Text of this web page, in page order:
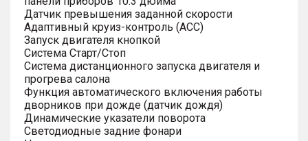
Датчик превышения заданной скорости
Адаптивный круиз-контроль (ACC)
Запуск двигателя кнопкой
Система Старт/Стоп
Система дистанционного запуска двигателя и
прогрева салона
Функция автоматического включения работы
дворников при дожде (датчик дождя)
Динамические указатели поворота
Светодиодные задние фонари